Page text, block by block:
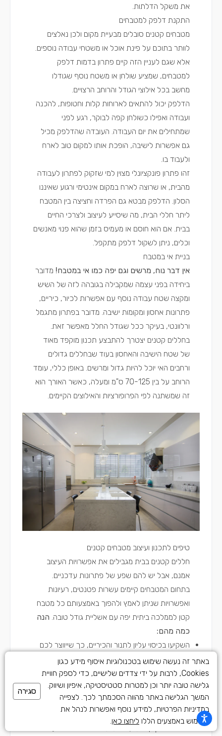
את משקל הדלתות.
התקנת דלפק למטבחים
מטבחים קטנים סובלים מבעיית מקום ולכן נאלצים
לוותר בתוכם על פינת אוכל או משטחי עבודה נוספים.
אלא שגם לעניין הזה קיים פתרון בדמות דלפק
למטבחים, שמציע שולחן או משטח נוסף שגודלו
מחשב בכל אילוצי הגודל והרוחב הרצויים.
הדלפק יכול להתאים לארוחות קלות וחטופות, להכנה
ועבודה ואפילו כשולחן קפה לבוקר, רגע לפני
שמתחילים את יום העבודה. העובדה שהדלפק מכיל
גם אפשרות לישיבה, הופכת אותו למקום טוב לארח
ולעבוד בו.
זהו פתרון פונקציונלי מצוין למי שזקוק לפתרון לעבודה
מהבית, או שרוצה לארח במקום אינטימי ורגוע שאיננו
הסלון. הדלפק מבטא גם הפרדה וחציצה בין המטבח
ליתר חללי הבית, מה שיסייע לעיצוב ולצרכי החיים
בבית. אם הוא חוסם או מעמיס בזמן שהוא פנוי מאנשים
וכלים, ניתן לשקול דלפק מתקפל.
בניית אי במטבח
אין דבר נוח, מרשים וגם יפה כמו אי במטבח! מדובר
ביחידה בפני עצמה שמקבילה בגובהה לזה של השיש
ומקצה שטח עבודה נוסף עם אפשרות לכיור, כיריים,
פתרונות אחסון ומקומות ישיבה. מדובר בפתרון מתגמל
ורלוונטי, בעיקר ככל שגודל החלל מאפשר זאת.
בחללים קטנים יצטרך להתבצע תכנון מוקפד מאוד
של שטח הישיבה והאחסון בעוד שבחללים גדולים
ורחבים האי יוכל להיות גדול ומרשים. באופן כללי, עומד
הרוחב על בין 70-125 ס"מ ומעלה, כאשר האורך הוא
זה שמשתנה לפי הפרופורציות והאילוצים הקיימים.
טיפים לתכנון ועיצוב מטבחים קטנים
חללים קטנים בבית מגבילים את אפשרויות העיצוב
אמנם, אבל יש להם שפע של פתרונות עדכניים.
בתחום המטבחים קיימים עשרות פטנטים, רעיונות
ואפשרויות שניתן לאמץ ולהפוך באמצעותם כל מטבח
קטן לממלכה ביתית יפה עם אשליית גודל טובה. הנה
כמה מהם:
השקיעו בכיסוי עליון לתנור והכיריים, כך שייווצר לכם
עוד שטח עבודה בעת הצורך
המשולש הדמיוני בין הכיור, הכיריים והמקרר שלכם
קרוי "משולש הזהב של המטבח" משום שנעשה בו
השימוש הרב ביותר. חשוב שהוא יהיה רחב ככל
שתוכלו.
באתר זה נעשה שימוש בטכנולוגיות איסוף מידע כגון
Cookies, לרבות על ידי צדדים שלישיים, כדי לספק חוויית
גלישה טובה יותר וכן למטרות סטטיסטיקה, איפיון ושיווק.
המשך הגלישה באתר מהווה הסכמתך לכך. לצפייה
במדיניות הפרטיות, למידע נוסף ואפשרות לנהל את
השימוש באמצעים הללו ליחצו כאן.
סגירה